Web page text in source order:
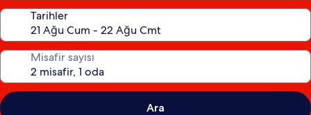
Tarihler
Misafir sayısı
Ara